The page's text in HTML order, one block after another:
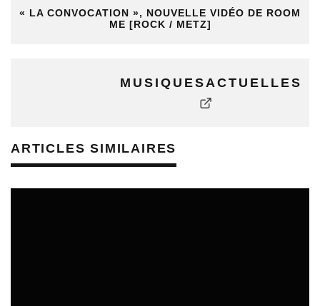
« LA CONVOCATION », NOUVELLE VIDÉO DE ROOM
ME [ROCK / METZ]
MUSIQUESACTUELLES
ARTICLES SIMILAIRES